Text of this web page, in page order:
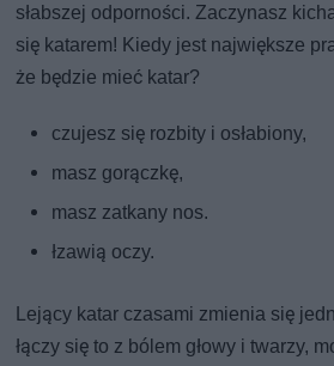
słabszej odporności. Zaczynasz
się katarem! Kiedy jest największe
że będzie mieć katar?
czujesz się rozbity i osłabiony,
masz gorączkę,
masz zatkany nos.
łzawią oczy.
Lejący katar czasami zmienia się
łączy się to z bólem głowy i twarzy,